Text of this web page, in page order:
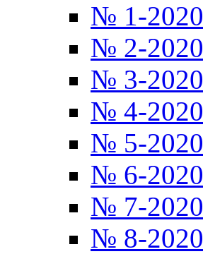
№ 1-2020
№ 2-2020
№ 3-2020
№ 4-2020
№ 5-2020
№ 6-2020
№ 7-2020
№ 8-2020